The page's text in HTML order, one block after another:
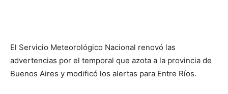
El Servicio Meteorológico Nacional renovó las
advertencias por el temporal que azota a la provincia de
Buenos Aires y modificó los alertas para Entre Ríos.